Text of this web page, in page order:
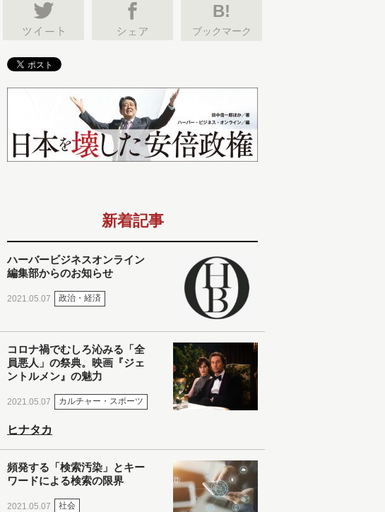
B!
ブックマーク
新着記事
ハーバービジネスオンライン
編集部からのお知らせ
2021.05.07 政治・経済
コロナ禍でむしろ沁みる「全
員悪人」の祭典。映画『ジェ
ントルメン』の魅力
2021.05.07 カルチャー・スポーツ
ヒナタカ
頻発する「検索汚染」とキー
ワードによる検索の限界
2021.05.07 社会